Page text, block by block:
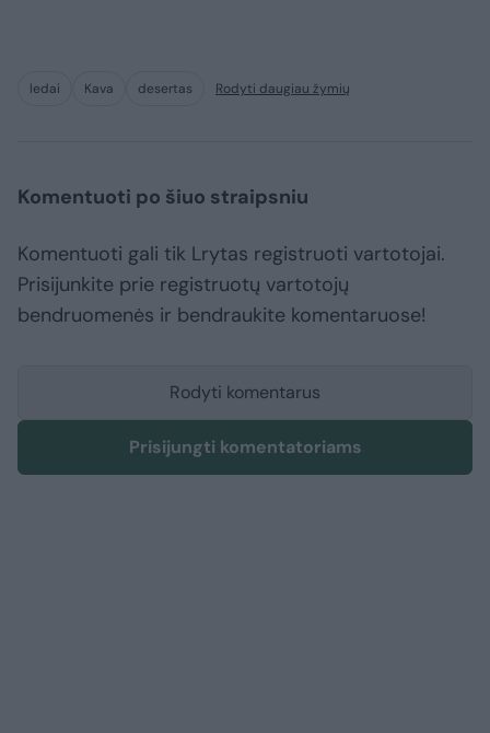
ledai Kava desertas Rodyti daugiau žymių
Komentuoti po šiuo straipsniu
Komentuoti gali tik Lrytas registruoti vartotojai.
Prisijunkite prie registruotų vartotojų
bendruomenės ir bendraukite komentaruose!
Rodyti komentarus
Prisijungti komentatoriams